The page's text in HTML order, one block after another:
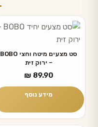
סט מצעים מיטה וחצי BOBO
– ירוק זית
₪ 89.90
מידע נוסף